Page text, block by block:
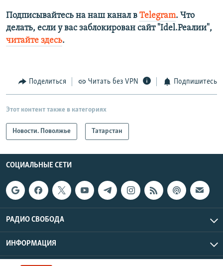
Подписывайтесь на наш канал в Telegram. Что
делать, если у вас заблокирован сайт "Idel.Реалии",
читайте здесь.
Поделиться Читать без VPN Подпишитесь
Этот контент также в категориях
Новости. Поволжье Татарстан
СОЦИАЛЬНЫЕ СЕТИ
РАДИО СВОБОДА
ИНФОРМАЦИЯ